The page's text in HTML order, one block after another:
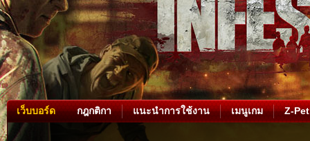
เว็บบอร์ด กฎกติกา แนะนำการใช้งาน เมนูเกม Z-Pet